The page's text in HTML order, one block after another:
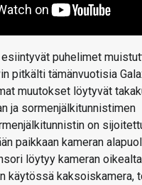
puhelimet
pitkälti tämänvuotisia
muutokset löytyvät
ja sormenjälkitunnistimen
on
paikkaan kameran
löytyy kameran
käytössä kaksoiskamera,